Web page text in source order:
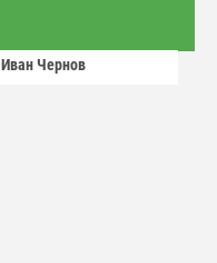
Иван Чернов